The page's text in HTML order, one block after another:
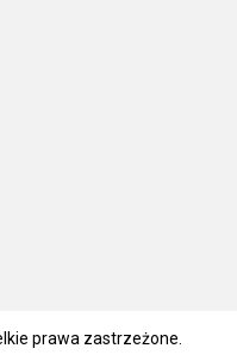
prawa zastrzeżone.